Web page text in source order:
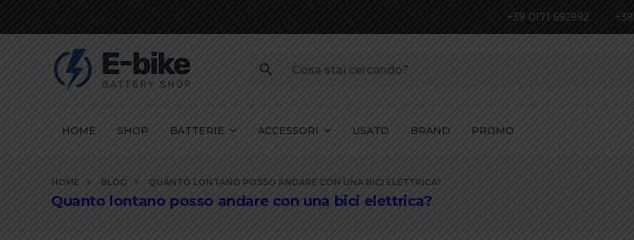
contenuti
+39 0171 692992
HOME SHOP BATTERIE ACCESSORI USATO BRAND PROMO
HOME BLOG QUANTO LONTANO POSSO ANDARE CON UNA BICI ELETTRICA?
Quanto lontano posso andare con una bici elettrica?